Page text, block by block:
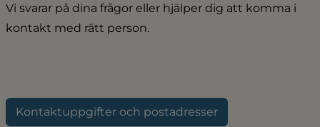
Vi svarar på dina frågor eller hjälper dig att komma i
kontakt med rätt person.
Kontaktuppgifter och postadresser